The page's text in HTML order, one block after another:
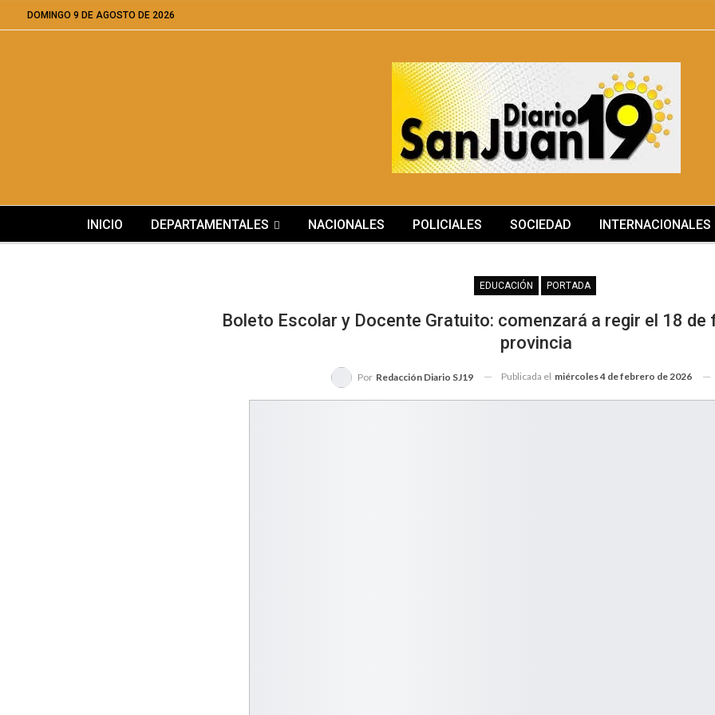
DOMINGO 9 DE AGOSTO DE 2026
INICIO DEPARTAMENTALES NACIONALES POLICIALES SOCIEDAD INTERNACIONALES
EDUCACIÓN PORTADA
Boleto Escolar y Docente Gratuito: comenzará a regir el 18 de
provincia
Por Redacción Diario SJ19 Publicada el miércoles 4 de febrero de 2026